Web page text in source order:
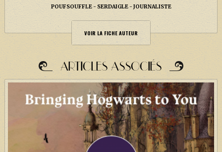
POUFSOUFFLE SERDAIGLE JOURNALISTE
VOIR LA FICHE AUTEUR
ARTICLES ASSOCIÉS